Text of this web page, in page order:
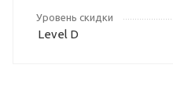
Уровень скидки
Level D